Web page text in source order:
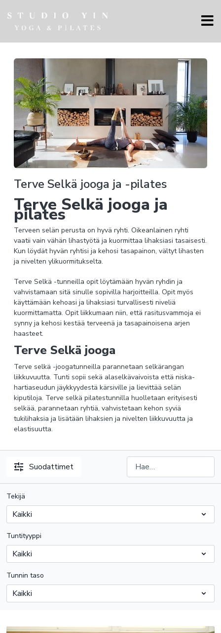
Terve Selkä jooga ja -pilates
Terve Selkä jooga ja
pilates
Terveen selän perusta on hyvä ryhti. Oikeanlainen ryhti
vaatii vain vähän lihastyötä ja kuormittaa lihaksiasi tasaisesti.
Kun löydät hyvän ryhtisi ja kehosi tasapainon, vältyt lihasten
ja nivelten ylikuormitukselta.
Terve Selkä -tunneilla opit löytämään hyvän ryhdin ja
vahvistamaan sitä sinulle sopivilla harjoitteilla. Opit myös
käyttämään kehoasi ja lihaksiasi turvallisesti niveliä
kuormittamatta. Opit liikkumaan niin, että rasitusvammoja ei
synny ja kehosi kestää terveenä ja tasapainoisena arjen
haasteet.
Terve Selkä jooga
Terve selkä -joogatunneilla parannetaan selkärangan
liikkuvuutta. Tunti sopii sekä alaselkä­vaivoista että niska-
hartiaseudun jäykkyydestä kärsiville ja lievittää selän
kiputiloja. Terve selkä pilatestunnilla huolletaan erityisesti
selkää, parannetaan ryhtiä, vahvistetaan kehon syviä
tukilihaksia ja lisätään lihaksien ja nivelten liikkuvuutta ja
elastisuutta.
Suodattimet
Tekijä
Tuntityyppi
Tunnin taso